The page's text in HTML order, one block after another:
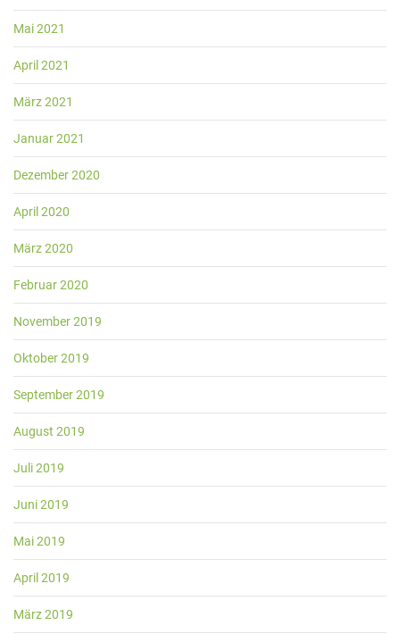
Mai 2021
April 2021
März 2021
Januar 2021
Dezember 2020
April 2020
März 2020
Februar 2020
November 2019
Oktober 2019
September 2019
August 2019
Juli 2019
Juni 2019
Mai 2019
April 2019
März 2019